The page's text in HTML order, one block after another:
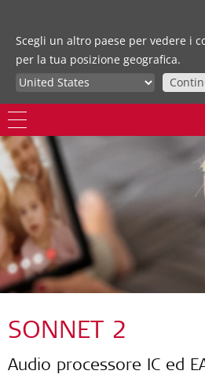
Scegli un altro paese per vedere i
per la tua posizione geografica.
SONNET 2
Audio processore IC ed